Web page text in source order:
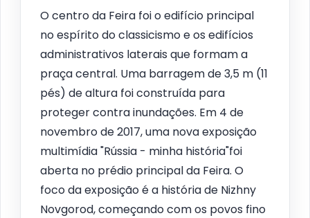
O centro da Feira foi o edifício principal
no espírito do classicismo e os edifícios
administrativos laterais que formam a
praça central. Uma barragem de 3,5 m (11
pés) de altura foi construída para
proteger contra inundações. Em 4 de
novembro de 2017, uma nova exposição
multimídia "Rússia - minha história"foi
aberta no prédio principal da Feira. O
foco da exposição é a história de Nizhny
Novgorod, começando com os povos fino